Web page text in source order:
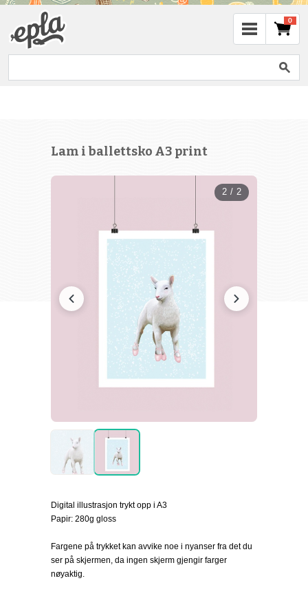
0
Lam i ballettsko A3 print
2 / 2
Digital illustrasjon trykt opp i A3
Papir: 280g gloss
Fargene på trykket kan avvike noe i nyanser fra det du
ser på skjermen, da ingen skjerm gjengir farger
nøyaktig.